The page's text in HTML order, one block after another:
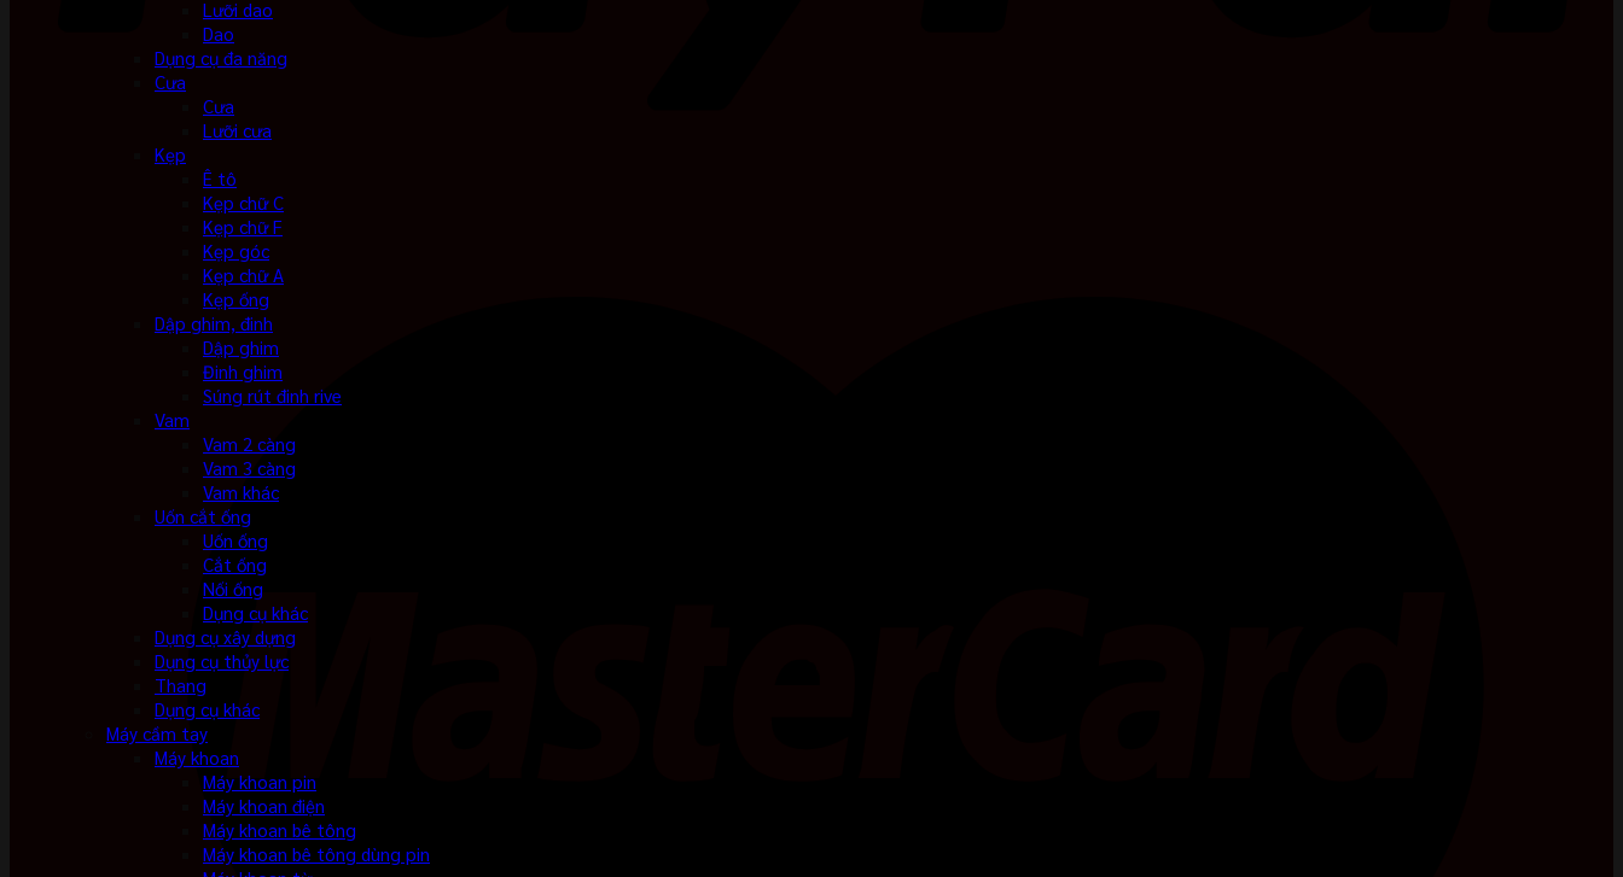
Lưỡi dao
Dao
Dụng cụ đa năng
Cưa
Cưa
Lưỡi cưa
Kẹp
Ê tô
Kẹp chữ C
Kẹp chữ F
Kẹp góc
Kẹp chữ A
Kẹp ống
Dập ghim, đinh
Dập ghim
Đinh ghim
Súng rút đinh rive
Vam
Vam 2 càng
Vam 3 càng
Vam khác
Uốn cắt ống
Uốn ống
Cắt ống
Nối ống
Dụng cụ khác
Dụng cụ xây dựng
Dụng cụ thủy lực
Thang
Dụng cụ khác
Máy cầm tay
Máy khoan
Máy khoan pin
Máy khoan điện
Máy khoan bê tông
Máy khoan bê tông dùng pin